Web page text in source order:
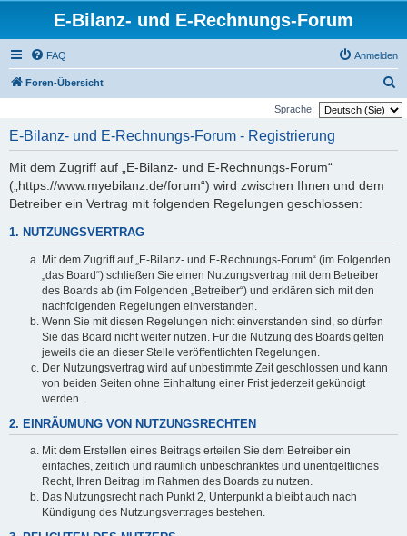
E-Bilanz- und E-Rechnungs-Forum
FAQ Anmelden
Foren-Übersicht
u
Sprache:
E-Bilanz- und E-Rechnungs-Forum - Registrierung
Mit dem Zugriff auf „E-Bilanz- und E-Rechnungs-Forum“
(„https://www.myebilanz.de/forum“) wird zwischen Ihnen und dem
Betreiber ein Vertrag mit folgenden Regelungen geschlossen:
1. NUTZUNGSVERTRAG
Mit dem Zugriff auf „E-Bilanz- und E-Rechnungs-Forum“ (im Folgenden
„das Board“) schließen Sie einen Nutzungsvertrag mit dem Betreiber
des Boards ab (im Folgenden „Betreiber“) und erklären sich mit den
nachfolgenden Regelungen einverstanden.
Wenn Sie mit diesen Regelungen nicht einverstanden sind, so dürfen
Sie das Board nicht weiter nutzen. Für die Nutzung des Boards gelten
jeweils die an dieser Stelle veröffentlichten Regelungen.
Der Nutzungsvertrag wird auf unbestimmte Zeit geschlossen und kann
von beiden Seiten ohne Einhaltung einer Frist jederzeit gekündigt
werden.
2. EINRÄUMUNG VON NUTZUNGSRECHTEN
Mit dem Erstellen eines Beitrags erteilen Sie dem Betreiber ein
einfaches, zeitlich und räumlich unbeschränktes und unentgeltliches
Recht, Ihren Beitrag im Rahmen des Boards zu nutzen.
Das Nutzungsrecht nach Punkt 2, Unterpunkt a bleibt auch nach
Kündigung des Nutzungsvertrages bestehen.